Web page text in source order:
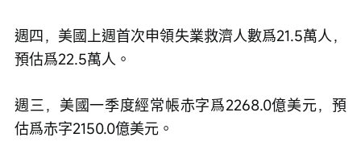
週四，美國上週首次申領失業救濟人數爲21.5萬人，
預估爲22.5萬人。
週三，美國一季度經常帳赤字爲2268.0億美元，預
估爲赤字2150.0億美元。